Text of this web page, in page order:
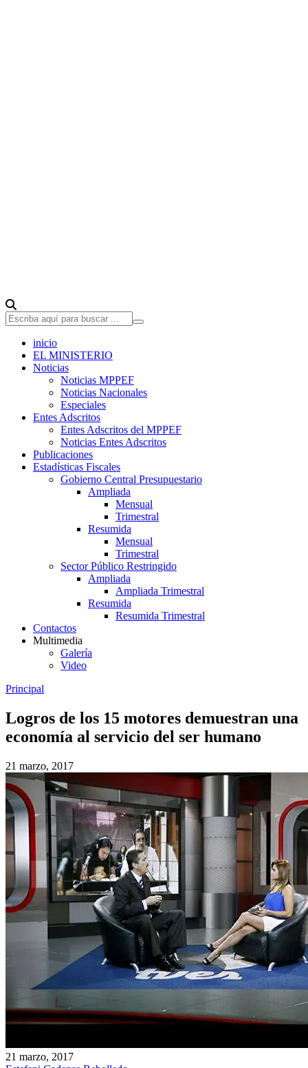
inicio
EL MINISTERIO
Noticias
Noticias MPPEF
Noticias Nacionales
Especiales
Entes Adscritos
Entes Adscritos del MPPEF
Noticias Entes Adscritos
Publicaciones
Estadísticas Fiscales
Gobierno Central Presupuestario
Ampliada
Mensual
Trimestral
Resumida
Mensual
Trimestral
Sector Público Restringido
Ampliada
Ampliada Trimestral
Resumida
Resumida Trimestral
Contactos
Multimedia
Galería
Video
Principal
Logros de los 15 motores demuestran una
economía al servicio del ser humano
21 marzo, 2017
21 marzo, 2017